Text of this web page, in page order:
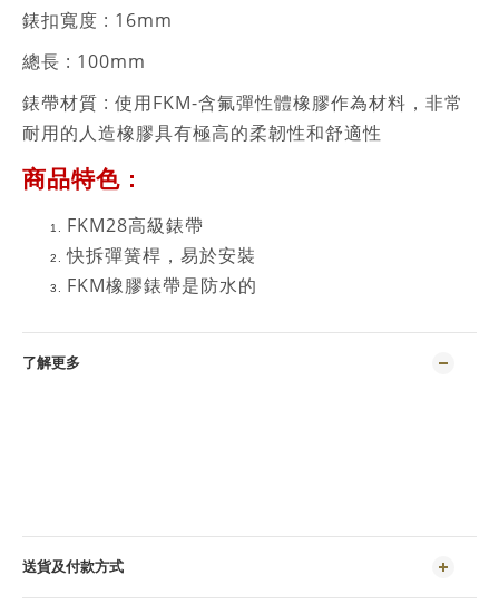
錶扣寬度 : 16mm
總長 : 100mm
錶帶材質 : 使用FKM-含氟彈性體橡膠作為材料，非常
耐用的人造橡膠具有極高的柔韌性和舒適性
商品特色 :
FKM28高級錶帶
快拆彈簧桿，易於安裝
FKM橡膠錶帶是防水的
了解更多
送貨及付款方式